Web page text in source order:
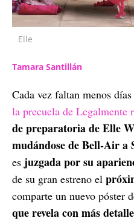
Elle
Tamara Santillán
Cada vez faltan menos
la precuela de Legalmente
de preparatoria de Elle
mudándose de Bell-Air a
es juzgada por su
de su gran estreno el
comparte un nuevo póster
que revela con más